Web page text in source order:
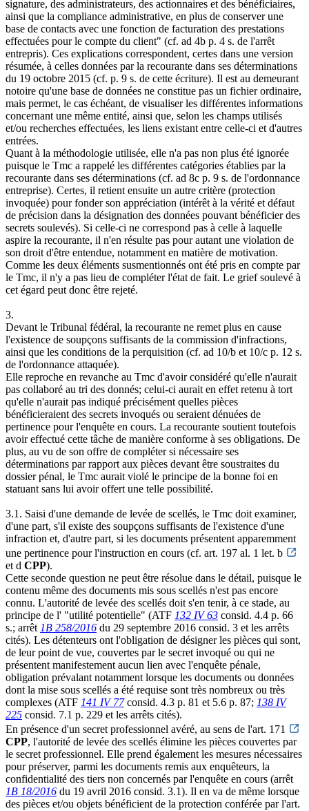
signature, des administrateurs, des actionnaires et des bénéficiaires,
ainsi que la compliance administrative, en plus de conserver une
base de contacts avec une fonction de facturation des prestations
effectuées pour le compte du client" (cf. ad 4b p. 4 s. de l'arrêt
entrepris). Ces explications correspondent, certes dans une version
résumée, à celles données par la recourante dans ses déterminations
du 19 octobre 2015 (cf. p. 9 s. de cette écriture). Il est au demeurant
notoire qu'une base de données ne constitue pas un fichier ordinaire,
mais permet, le cas échéant, de visualiser les différentes informations
concernant une même entité, ainsi que, selon les champs utilisés
et/ou recherches effectuées, les liens existant entre celle-ci et d'autres
entrées.
Quant à la méthodologie utilisée, elle n'a pas non plus été ignorée
puisque le Tmc a rappelé les différentes catégories établies par la
recourante dans ses déterminations (cf. ad 8c p. 9 s. de l'ordonnance
entreprise). Certes, il retient ensuite un autre critère (protection
invoquée) pour fonder son appréciation (intérêt à la vérité et défaut
de précision dans la désignation des données pouvant bénéficier des
secrets soulevés). Si celle-ci ne correspond pas à celle à laquelle
aspire la recourante, il n'en résulte pas pour autant une violation de
son droit d'être entendue, notamment en matière de motivation.
Comme les deux éléments susmentionnés ont été pris en compte par
le Tmc, il n'y a pas lieu de compléter l'état de fait. Le grief soulevé à
cet égard peut donc être rejeté.
3.
Devant le Tribunal fédéral, la recourante ne remet plus en cause
l'existence de soupçons suffisants de la commission d'infractions,
ainsi que les conditions de la perquisition (cf. ad 10/b et 10/c p. 12 s.
de l'ordonnance attaquée).
Elle reproche en revanche au Tmc d'avoir considéré qu'elle n'aurait
pas collaboré au tri des donnés; celui-ci aurait en effet retenu à tort
qu'elle n'aurait pas indiqué précisément quelles pièces
bénéficieraient des secrets invoqués ou seraient dénuées de
pertinence pour l'enquête en cours. La recourante soutient toutefois
avoir effectué cette tâche de manière conforme à ses obligations. De
plus, au vu de son offre de compléter si nécessaire ses
déterminations par rapport aux pièces devant être soustraites du
dossier pénal, le Tmc aurait violé le principe de la bonne foi en
statuant sans lui avoir offert une telle possibilité.
3.1. Saisi d'une demande de levée de scellés, le Tmc doit examiner,
d'une part, s'il existe des soupçons suffisants de l'existence d'une
infraction et, d'autre part, si les documents présentent apparemment
une pertinence pour l'instruction en cours (cf. art. 197 al. 1 let. b
et d CPP).
Cette seconde question ne peut être résolue dans le détail, puisque le
contenu même des documents mis sous scellés n'est pas encore
connu. L'autorité de levée des scellés doit s'en tenir, à ce stade, au
principe de l' "utilité potentielle" (ATF 132 IV 63 consid. 4.4 p. 66
s.; arrêt 1B 258/2016 du 29 septembre 2016 consid. 3 et les arrêts
cités). Les détenteurs ont l'obligation de désigner les pièces qui sont,
de leur point de vue, couvertes par le secret invoqué ou qui ne
présentent manifestement aucun lien avec l'enquête pénale,
obligation prévalant notamment lorsque les documents ou données
dont la mise sous scellés a été requise sont très nombreux ou très
complexes (ATF 141 IV 77consid. 4.3 p. 81 et 5.6 p. 87; 138 IV
225 consid. 7.1 p. 229 et les arrêts cités).
En présence d'un secret professionnel avéré, au sens de l'art. 171
CPP, l'autorité de levée des scellés élimine les pièces couvertes par
le secret professionnel. Elle prend également les mesures nécessaires
pour préserver, parmi les documents remis aux enquêteurs, la
confidentialité des tiers non concernés par l'enquête en cours (arrêt
1B 18/2016 du 19 avril 2016 consid. 3.1). Il en va de même lorsque
des pièces et/ou objets bénéficient de la protection conférée par l'art.